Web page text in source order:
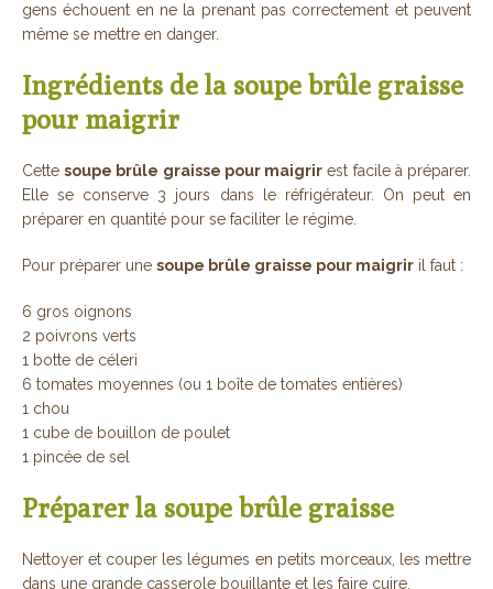
gens échouent en ne la prenant pas correctement et peuvent
même se mettre en danger.
Ingrédients de la soupe brûle graisse
pour maigrir
Cettesoupe brûle graisse pour maigrir est facile à préparer.
Elle se conserve 3 jours dans le réfrigérateur. On peut en
préparer en quantité pour se faciliter le régime.
Pour préparer une soupe brûle graisse pour maigrir il faut :
6 gros oignons
2 poivrons verts
1 botte de céleri
6 tomates moyennes (ou 1 boîte de tomates entières)
1 chou
1 cube de bouillon de poulet
1 pincée de sel
Préparer la soupe brûle graisse
Nettoyer et couper les légumes en petits morceaux, les mettre
dans une grande casserole bouillante et les faire cuire.